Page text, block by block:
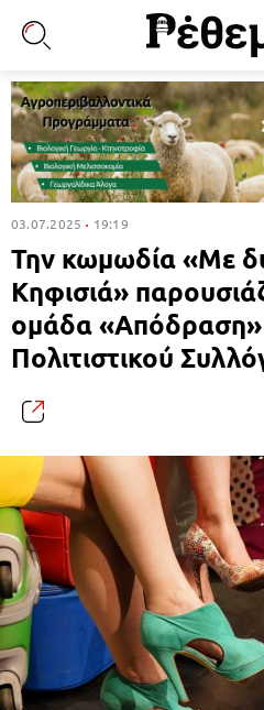
03.07.2025 19:19
Την κωμωδία «Με
Κηφισιά»
ομάδα
Πολιτιστικού